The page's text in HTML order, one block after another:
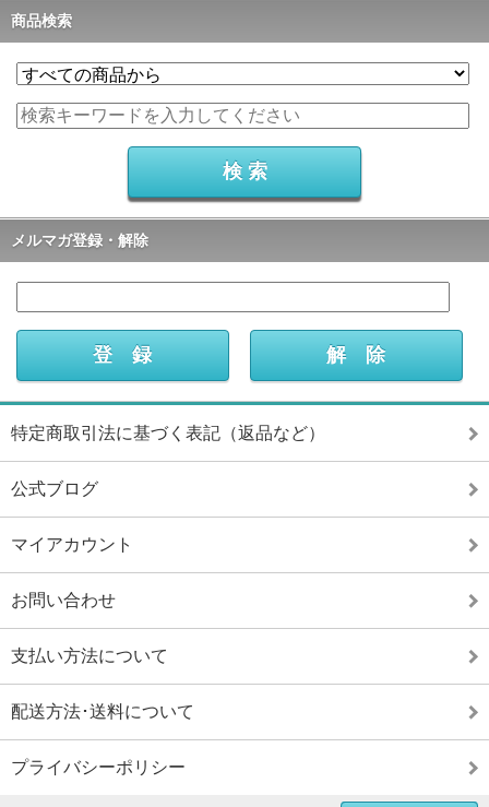
商品検索
メルマガ登録・解除
特定商取引法に基づく表記（返品など）
公式ブログ
マイアカウント
お問い合わせ
支払い方法について
配送方法･送料について
プライバシーポリシー